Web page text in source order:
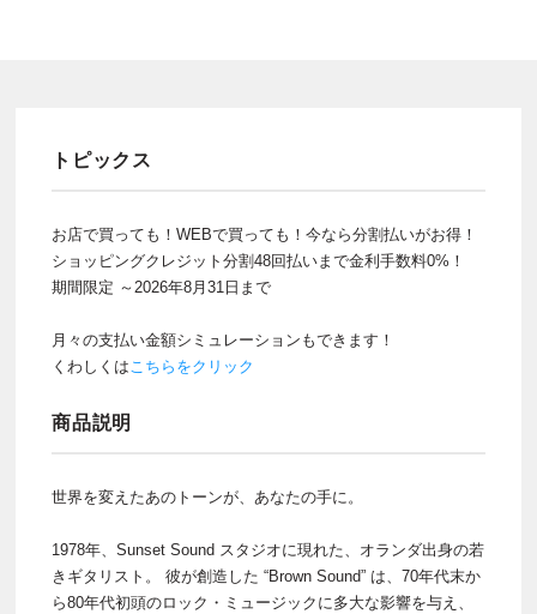
トピックス
お店で買っても！WEBで買っても！今なら分割払いがお得！
ショッピングクレジット分割48回払いまで金利手数料0%！
期間限定 ～2026年8月31日まで
月々の支払い金額シミュレーションもできます！
くわしくはこちらをクリック
商品説明
世界を変えたあのトーンが、あなたの手に。
1978年、Sunset Sound スタジオに現れた、オランダ出身の若
きギタリスト。 彼が創造した “Brown Sound” は、70年代末か
ら80年代初頭のロック・ミュージックに多大な影響を与え、